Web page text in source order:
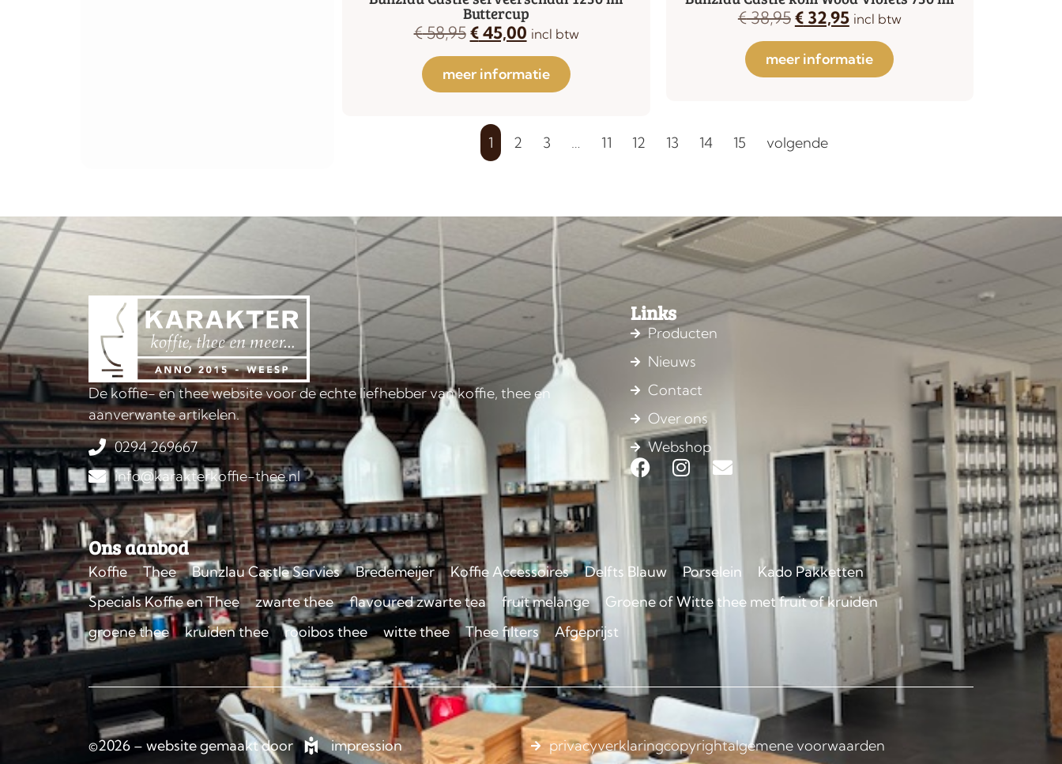
Buttercup
€58,95 €45,00 incl btw
meer informatie
€38,95€32,95 incl btw
meer informatie
1 2 3 … 11 12 13 14 15 volgende
De koffie- en thee website voor de echte liefhebber van koffie, thee en
aanverwante artikelen.
0294 269667
info@karakterkoffie-thee.nl
Links
Producten
Nieuws
Contact
Over ons
Webshop
Ons aanbod
Koffie Thee Bunzlau Castle Servies Bredemeijer Koffie Accessoires Delfts Blauw Porselein
Kado Pakketten
Specials Koffie en Thee
zwarte thee flavoured zwarte tea fruit melange
Groene of Witte thee met fruit of kruiden
groene thee
kruiden thee rooibos thee witte thee Thee filters Afgeprijst
©2026 – website gemaakt door impression privacyverklaringcopyrightalgemene voorwaarden